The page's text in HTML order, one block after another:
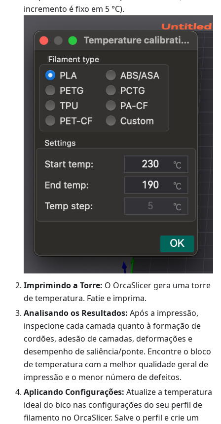
incremento é fixo em 5 °C).
Imprimindo a Torre: O OrcaSlicer gera uma torre
de temperatura. Fatie e imprima.
Analisando os Resultados: Após a impressão,
inspecione cada camada quanto à formação de
cordões, adesão de camadas, deformações e
desempenho de saliência/ponte. Encontre o bloco
de temperatura com a melhor qualidade geral de
impressão e o menor número de defeitos.
Aplicando Configurações: Atualize a temperatura
ideal do bico nas configurações do seu perfil de
filamento no OrcaSlicer. Salve o perfil e crie um